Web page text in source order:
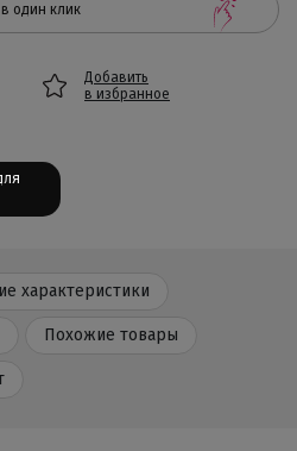
в один клик
Добавить
в избранное
характеристики
Похожие товары